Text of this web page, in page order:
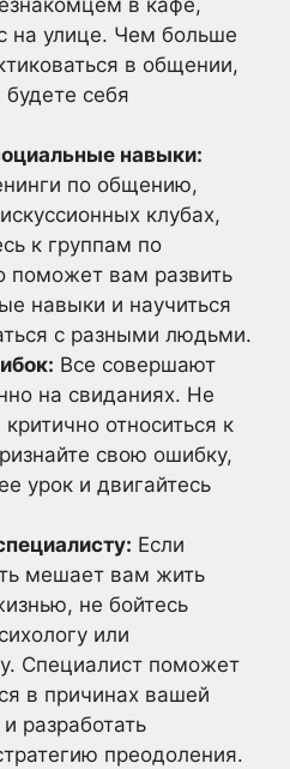
на улице. Чем больше
в общении,
себя
навыки:
по общению,
клубах,
к группам по
поможет вам развить
навыки и научиться
с разными людьми.
Все совершают
на свиданиях. Не
относиться к
свою ошибку,
урок и двигайтесь
Если
мешает вам жить
не бойтесь
или
Специалист поможет
в причинах вашей
разработать
преодоления.